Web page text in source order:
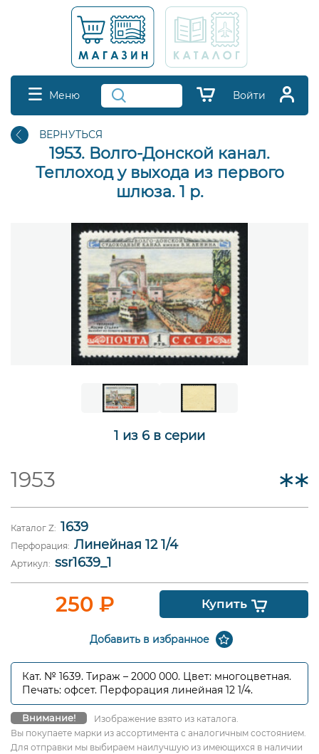
Меню Войти
ВЕРНУТЬСЯ
1953. Волго-Донской канал.
Теплоход у выхода из первого
шлюза. 1 р.
1 из 6 в серии
1953
Каталог Z: 1639
Перфорация: Линейная 12 1/4
Артикул: ssr1639_1
250 ₽ Купить
Добавить в избранное
Кат. № 1639. Тираж – 2000 000. Цвет: многоцветная.
Печать: офсет. Перфорация линейная 12 1/4.
Внимание!
Изображение взято из каталога.
Вы покупаете марки из ассортимента с аналогичным состоянием.
Для отправки мы выбираем наилучшую из имеющихся в наличии